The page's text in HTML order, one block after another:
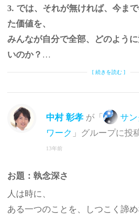
3. では、それが無ければ、今ま
た価値を、
みんなが自分で全部、どのよう
いのか？ …
[ 続きを読む ]
中村 彰孝 が「
サン
ワーク 」グループに投
13年前
お題：執念深さ
人は時に、
ある一つのことを、しつこく諦め